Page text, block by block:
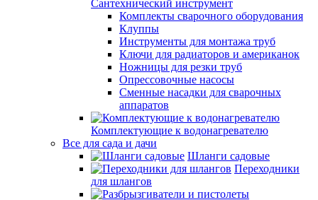
Сантехнический инструмент
Комплекты сварочного оборудования
Клуппы
Инструменты для монтажа труб
Ключи для радиаторов и американок
Ножницы для резки труб
Опрессовочные насосы
Сменные насадки для сварочных
аппаратов
Комплектующие к водонагревателю
Все для сада и дачи
Шланги садовые
Переходники
для шлангов